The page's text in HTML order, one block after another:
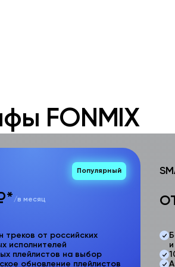
FONMIX
Популярный
/в месяц
треков от российских
исполнителей
плейлистов на выбор
обновление плейлистов